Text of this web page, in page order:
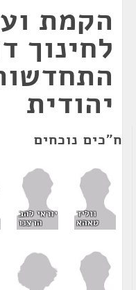
הקמת
לחינוך
יהודית
ח"כים נוכחים
ווליד
טאהא
יוראי להב
הרצנו